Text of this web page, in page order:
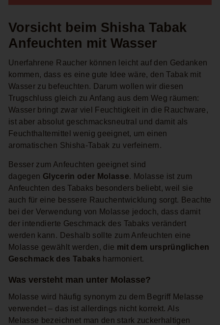
Vorsicht beim Shisha Tabak
Anfeuchten mit Wasser
Unerfahrene Raucher können leicht auf den Gedanken
kommen, dass es eine gute Idee wäre, den Tabak mit
Wasser zu befeuchten. Darum wollen wir diesen
Trugschluss gleich zu Anfang aus dem Weg räumen:
Wasser bringt zwar viel Feuchtigkeit in die Rauchware,
ist aber absolut geschmacksneutral und damit als
Feuchthaltemittel wenig geeignet, um einen
aromatischen Shisha-Tabak zu verfeinern.
Besser zum Anfeuchten geeignet sind
dagegen Glycerin oder Molasse. Molasse ist zum
Anfeuchten des Tabaks besonders beliebt, weil sie
auch für eine bessere Rauchentwicklung sorgt. Beachte
bei der Verwendung von Molasse jedoch, dass damit
der intendierte Geschmack des Tabaks verändert
werden kann. Deshalb sollte zum Anfeuchten eine
Molasse gewählt werden, die mit dem ursprünglichen
Geschmack des Tabaks harmoniert.
Was versteht man unter Molasse?
Molasse wird häufig synonym zu dem Begriff Melasse
verwendet – das ist allerdings nicht korrekt. Als
Melasse bezeichnet man den stark zuckerhaltigen